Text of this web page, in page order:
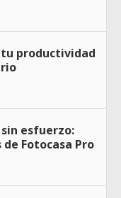
productividad
esfuerzo:
Fotocasa Pro